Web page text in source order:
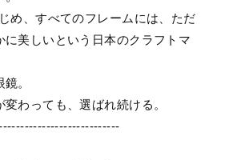
め、すべてのフレームには、ただ
に美しいという日本のクラフトマ
。
わっても、選ばれ続ける。